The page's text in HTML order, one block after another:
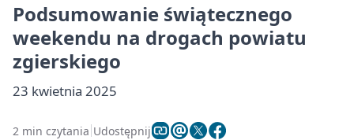
Podsumowanie świątecznego
weekendu na drogach powiatu
zgierskiego
23 kwietnia 2025
2 min czytania Udostępnij